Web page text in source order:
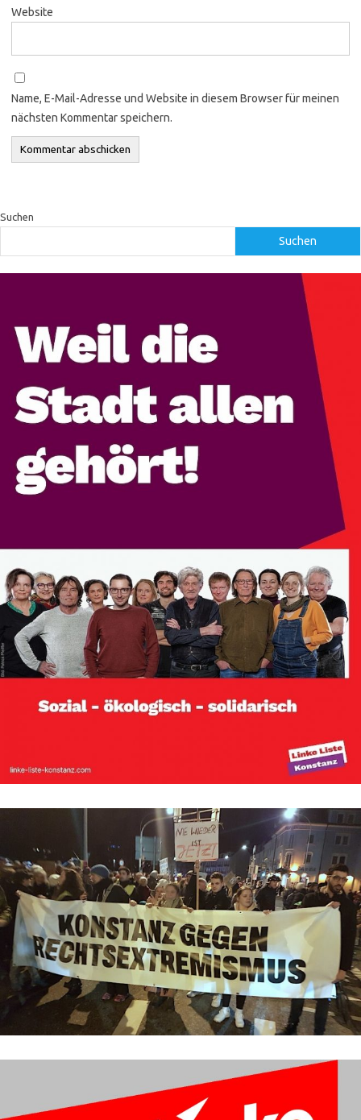
Website
Name, E-Mail-Adresse und Website in diesem Browser für meinen
nächsten Kommentar speichern.
Suchen
Suchen